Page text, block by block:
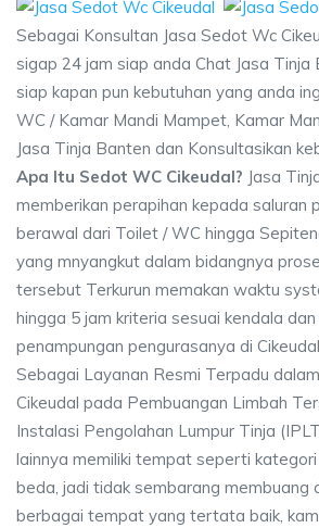
Sebagai Konsultan Jasa Sedot Wc
sigap 24 jam siap anda Chat Jasa Tinja
siap kapan pun kebutuhan yang anda
WC / Kamar Mandi Mampet, Kamar
Jasa Tinja Banten dan Konsultasikan
Apa Itu Sedot WC Cikeudal? Jasa
memberikan perapihan kepada saluran
berawal dari Toilet / WC hingga
yang mnyangkut dalam bidangnya
tersebut Terkurun memakan waktu
hingga 5 jam kriteria sesuai kendala
penampungan pengurasanya di
Sebagai Layanan Resmi Terpadu
Cikeudal pada Pembuangan Limbah
Instalasi Pengolahan Lumpur Tinja
lainnya memiliki tempat seperti
beda, jadi tidak sembarang membuang
berbagai tempat yang tertata baik,